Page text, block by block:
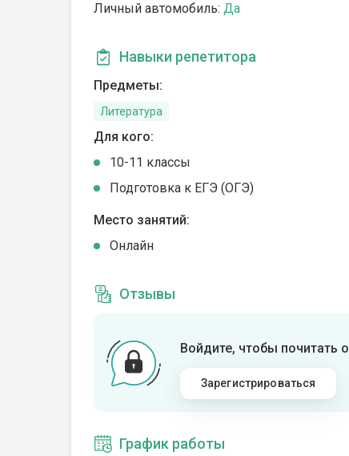
Личный автомобиль: Да
Навыки репетитора
Предметы:
Литература
Для кого:
10-11 классы
Подготовка к ЕГЭ (ОГЭ)
Место занятий:
Онлайн
Отзывы
Войдите, чтобы почитать
Зарегистрироваться
График работы